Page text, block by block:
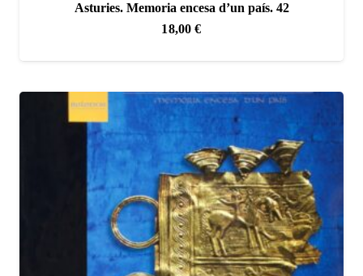
Asturies. Memoria encesa d’un país. 42
18,00€